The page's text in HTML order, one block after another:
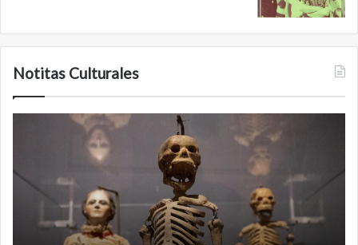
Notitas Culturales
Minanbé,
maya
virgen
norte